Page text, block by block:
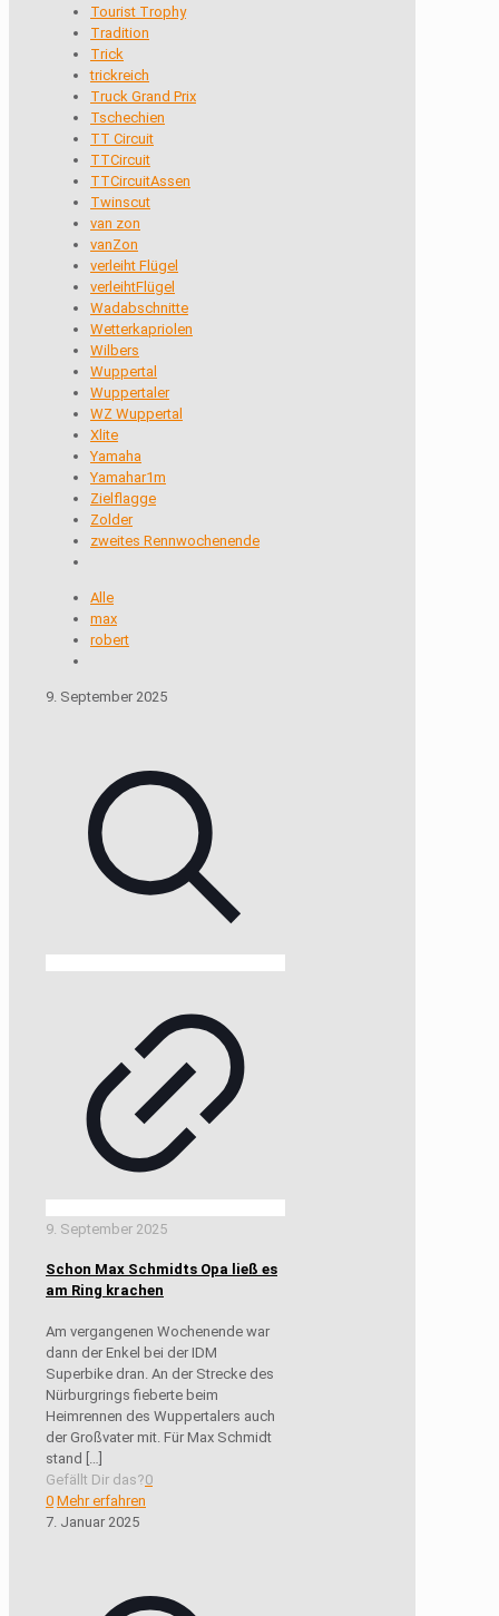
Tourist Trophy
Tradition
Trick
trickreich
Truck Grand Prix
Tschechien
TT Circuit
TTCircuit
TTCircuitAssen
Twinscut
van zon
vanZon
verleiht Flügel
verleihtFlügel
Wadabschnitte
Wetterkapriolen
Wilbers
Wuppertal
Wuppertaler
WZ Wuppertal
Xlite
Yamaha
Yamahar1m
Zielflagge
Zolder
zweites Rennwochenende
Alle
max
robert
9. September 2025
9. September 2025
Schon Max Schmidts Opa ließ es
am Ring krachen
Am vergangenen Wochenende war
dann der Enkel bei der IDM
Superbike dran. An der Strecke des
Nürburgrings fieberte beim
Heimrennen des Wuppertalers auch
der Großvater mit. Für Max Schmidt
stand […]
Gefällt Dir das?0
0 Mehr erfahren
7. Januar 2025